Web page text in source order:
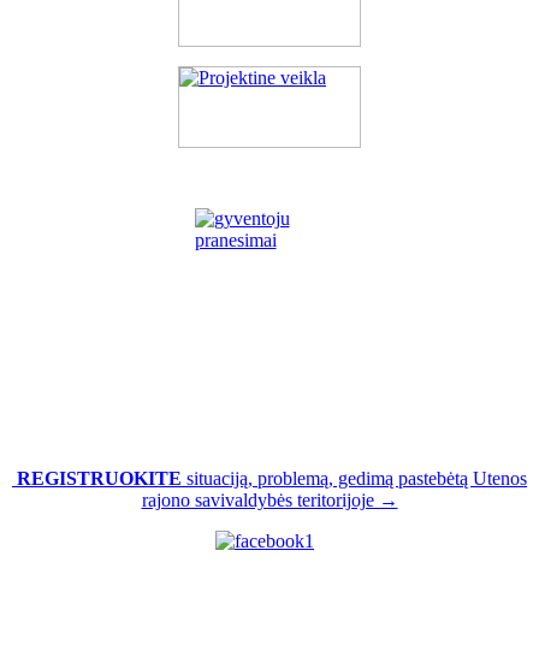
REGISTRUOKITE situaciją, problemą, gedimą pastebėtą Utenos
rajono savivaldybės teritorijoje →